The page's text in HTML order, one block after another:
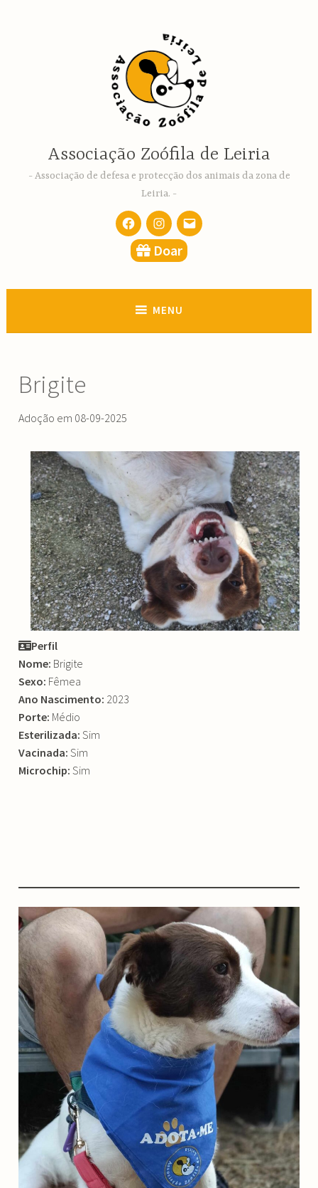
Associação Zoófila de Leiria
Associação de defesa e protecção dos animais da zona de
Leiria.
FacebookInstagram
email
Doar
MENU
Brigite
Adoção em 08-09-2025
Perfil
Nome: Brigite
Sexo: Fêmea
Ano Nascimento: 2023
Porte: Médio
Esterilizada: Sim
Vacinada:Sim
Microchip: Sim